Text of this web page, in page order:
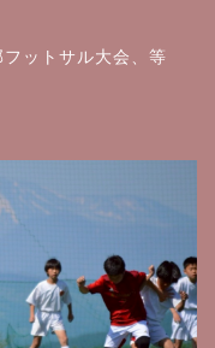
ットサル大会、等